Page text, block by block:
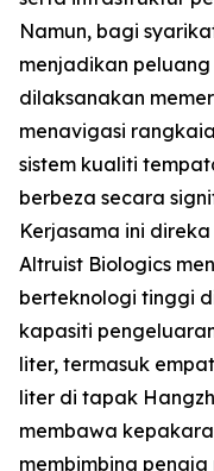
Namun, bagi
menjadikan
dilaksanakan
menavigasi
sistem kualiti
berbeza secara
Kerjasama ini
Altruist Biologics
berteknologi tinggi
kapasiti
liter, termasuk
liter di tapak
membawa
membimbing